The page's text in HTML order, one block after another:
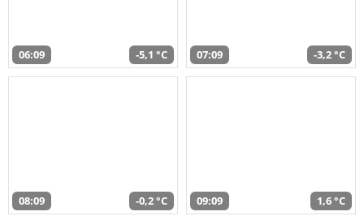
06:09 -5,1 °C 07:09 -3,2 °C
08:09 -0,2 °C 09:09 1,6 °C